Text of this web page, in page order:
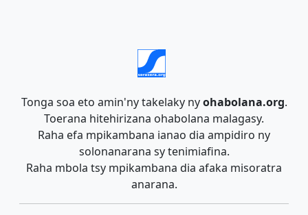
Tonga soa eto amin'ny takelaky nyohabolana.org.
Toerana hitehirizana ohabolana malagasy.
Raha efa mpikambana ianao dia ampidiro ny
solonanarana sy tenimiafina.
Raha mbola tsy mpikambana dia afaka misoratra
anarana.